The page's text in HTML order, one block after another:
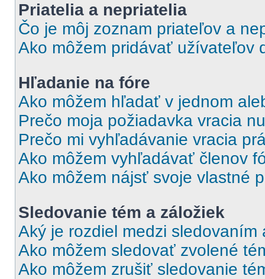
Priatelia a nepriatelia
Čo je môj zoznam priateľov a
Ako môžem pridávať užívateľov
Hľadanie na fóre
Ako môžem hľadať v jednom
Prečo moja požiadavka vracia
Prečo mi vyhľadávanie vracia
Ako môžem vyhľadávať členov
Ako môžem nájsť svoje vlastné
Sledovanie tém a záložiek
Aký je rozdiel medzi sledovaním
Ako môžem sledovať zvolené
Ako môžem zrušiť sledovanie